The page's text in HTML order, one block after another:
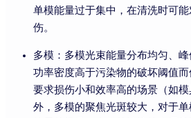
单模能量过于集中，在清洗时可
伤。
多模：多模光束能量分布均匀、
功率密度高于污染物的破坏阈值
要求损伤小和效率高的场景（如
外，多模的聚焦光斑较大，对于